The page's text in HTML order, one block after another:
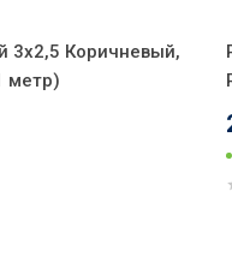
3x2,5 Коричневый,
метр)